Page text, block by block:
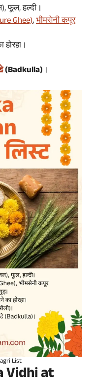
फूल, हल्दी।
Ghee),भीमसेनी कपूर
(Badkulla) ।
List